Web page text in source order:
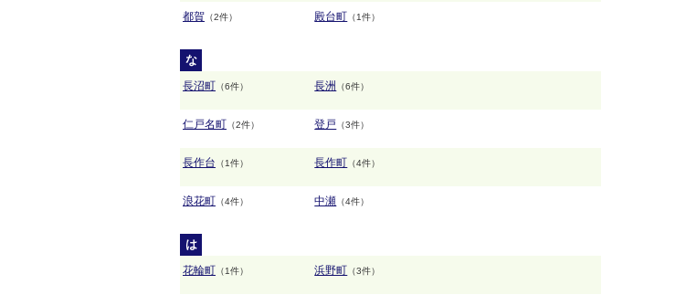
都賀 （2件） 殿台町 （1件）
な
長沼町 （6件） 長洲 （6件）
仁戸名町 （2件） 登戸 （3件）
長作台 （1件） 長作町 （4件）
浪花町 （4件） 中瀬 （4件）
は
花輪町 （1件） 浜野町 （3件）